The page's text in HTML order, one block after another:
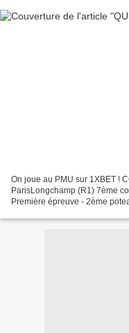
On joue au PMU sur 1XBET !
ParisLongchamp (R1) 7ème
Première épreuve - 2ème